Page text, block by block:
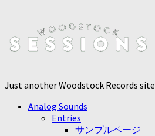
Just another Woodstock Records site
Analog Sounds
Entries
サンプルページ